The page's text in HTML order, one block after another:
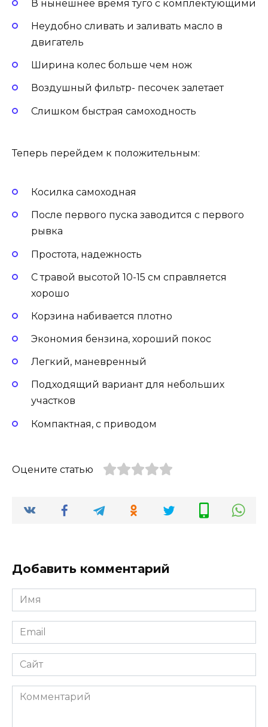
В нынешнее время туго с комплектующими
Неудобно сливать и заливать масло в
двигатель
Ширина колес больше чем нож
Воздушный фильтр- песочек залетает
Слишком быстрая самоходность
Теперь перейдем к положительным:
Косилка самоходная
После первого пуска заводится с первого
рывка
Простота, надежность
С травой высотой 10-15 см справляется
хорошо
Корзина набивается плотно
Экономия бензина, хороший покос
Легкий, маневренный
Подходящий вариант для небольших
участков
Компактная, с приводом
Оцените статью
Добавить комментарий
Имя
Email
Сайт
Комментарий